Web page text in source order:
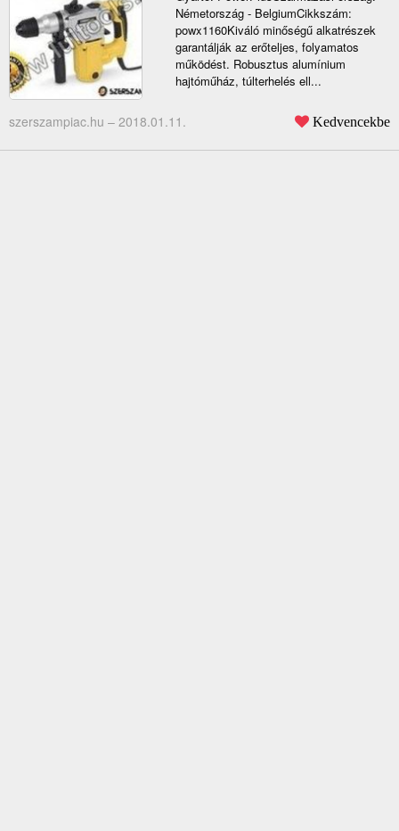
Németország - BelgiumCikkszám:
powx1160Kiváló minőségű alkatrészek
garantálják az erőteljes, folyamatos
működést. Robusztus alumínium
hajtóműház, túlterhelés ell...
szerszampiac.hu – 2018.01.11. Kedvencekbe